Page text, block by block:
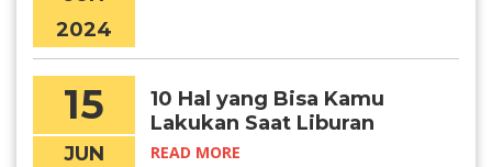
2024
15
JUN
10 Hal yang Bisa Kamu
Lakukan Saat Liburan
Musim Panas di Korea
READ MORE